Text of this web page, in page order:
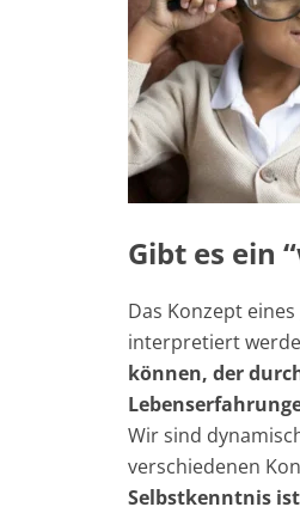
Gibt es ein
Das Konzept
interpretiert
können, der
Wir sind
verschiedenen
Selbstkenntnis